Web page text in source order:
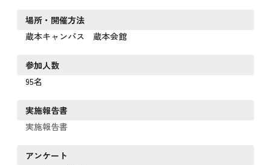
場所・開催方法
蔵本キャンパス 蔵本会館
参加人数
95名
実施報告書
実施報告書
アンケート